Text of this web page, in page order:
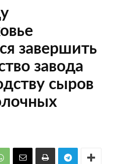
завершить
завода
сыров